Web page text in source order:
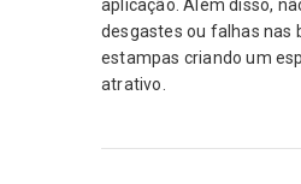
aplicação. Além disso,
desgastes ou falhas nas
estampas criando um
atrativo.